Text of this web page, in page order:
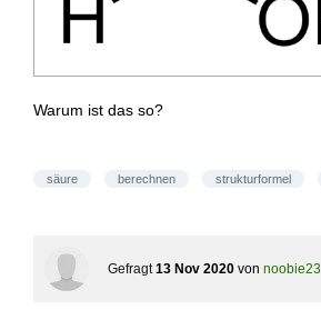
Warum ist das so?
säure berechnen strukturformel
Gefragt 13 Nov 2020 von noobie23